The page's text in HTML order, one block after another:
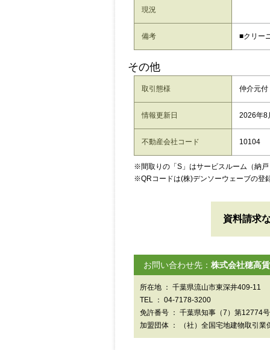
現況
備考 ■クリー
その他
取引態様 仲介元付
情報更新日 2026年8
不動産会社コード 10104
※間取りの「S」はサービスルーム（納
※QRコードは(株)デンソーウェーブの登
資料請求
お問い合わせ先： 株式会社穂高
所在地 ： 千葉県流山市東深井409-11
TEL ： 04-7178-3200
免許番号 ： 千葉県知事（7）第12774号
加盟団体 ： （社）全国宅地建物取引業